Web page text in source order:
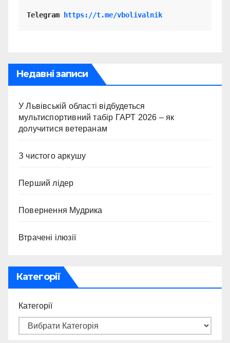
Telegram https://t.me/vbolivalnik
Недавні записи
У Львівській області відбудеться
мультиспортивний табір ГАРТ 2026 – як
долучитися ветеранам
З чистого аркушу
Перший лідер
Повернення Мудрика
Втрачені ілюзії
Категорії
Категорії